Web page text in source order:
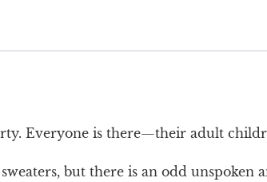
Everyone is there—their adult
but there is an odd